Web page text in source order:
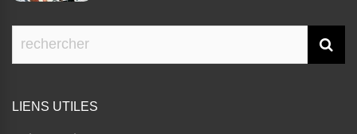
LIENS UTILES